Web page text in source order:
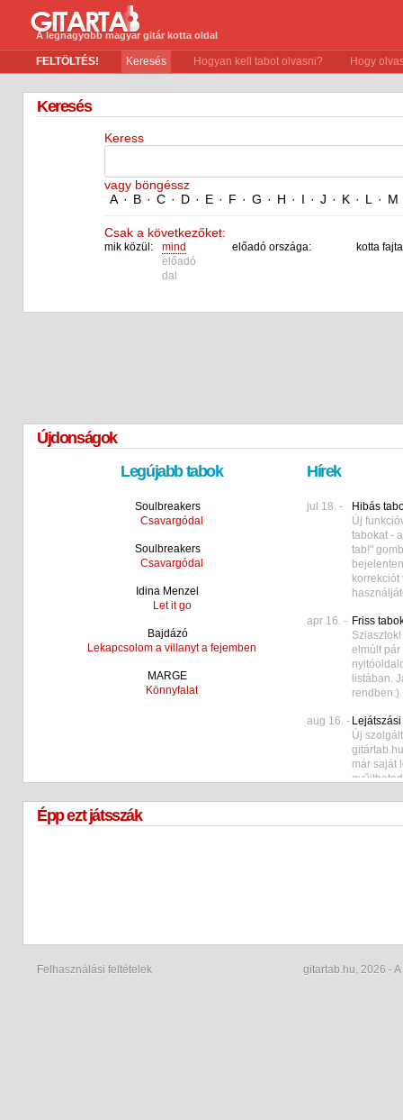
A legnagyobb magyar gitár kotta oldal
FELTÖLTÉS! Keresés Hogyan kell tabot olvasni? Hogy
Keresés
Keress
vagy böngéssz
A · B · C · D · E · F · G · H · I · J · K · L · M
Csak a következőket:
mik közül:
mind
előadó
dal
előadó országa: kotta
Újdonságok
Legújabb tabok
Soulbreakers
Csavargódal
Soulbreakers
Csavargódal
Idina Menzel
Let it go
Bajdázó
Lekapcsolom a villanyt a fejemben
MARGE
Könnyfalat
Hírek
jul 18. -
Hibás
Új
tabokat -
tab!"
apr 16. - Friss
elmúlt pár
listában.
rendben:)
aug 16. -
Új
már saját
Facebook
Épp ezt játsszák
Felhasználási feltételek gitartab.hu, 2026 -